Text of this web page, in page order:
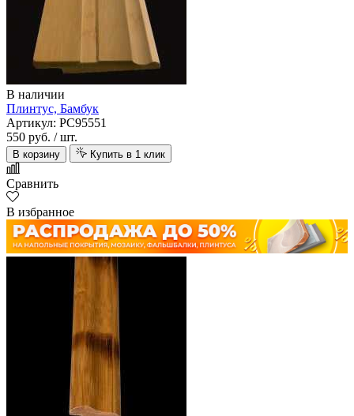
В наличии
Плинтус, Бамбук
Артикул: PC95551
550 руб. / шт.
В корзину Купить в 1 клик
Сравнить
В избранное